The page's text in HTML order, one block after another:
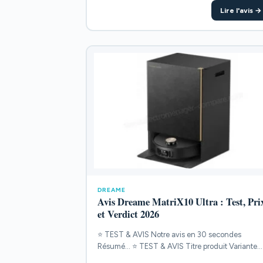
Lire l'avis →
DREAME
Avis Dreame MatriX10 Ultra : Test,
et Verdict 2026
⭐ TEST & AVIS Notre avis en 30 secondes
Résumé... ⭐ TEST & AVIS Titre produit Variante